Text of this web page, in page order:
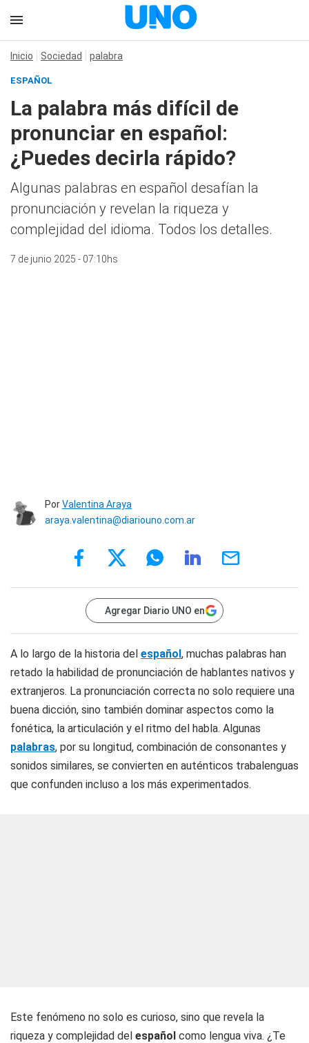
Inicio Sociedad palabra
ESPAÑOL
La palabra más difícil de
pronunciar en español:
¿Puedes decirla rápido?
Algunas palabras en español desafían la
pronunciación y revelan la riqueza y
complejidad del idioma. Todos los detalles.
7 de junio 2025 - 07:10hs
PorValentina Araya
araya.valentina@diariouno.com.ar
Agregar Diario UNO en
A lo largo de la historia del español, muchas palabras han
retado la habilidad de pronunciación de hablantes nativos y
extranjeros. La pronunciación correcta no solo requiere una
buena dicción, sino también dominar aspectos como la
fonética, la articulación y el ritmo del habla. Algunas
palabras, por su longitud, combinación de consonantes y
sonidos similares, se convierten en auténticos trabalenguas
que confunden incluso a los más experimentados.
Este fenómeno no solo es curioso, sino que revela la
riqueza y complejidad del español como lengua viva. ¿Te